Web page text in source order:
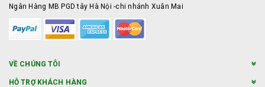
Ngân Hàng MB PGD tây Hà Nội -chi nhánh Xuân Mai
VỀ CHÚNG TÔI
HỖ TRỢ KHÁCH HÀNG